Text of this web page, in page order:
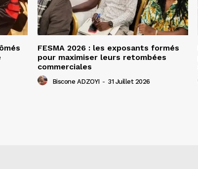
FESMA 2026 : les exposants formés
pour maximiser leurs retombées
commerciales
Biscone ADZOYI - 31 Juillet 2026